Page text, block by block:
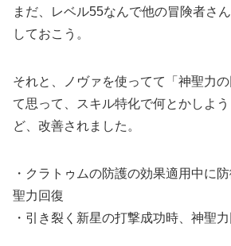
まだ、レベル55なんで他の冒険者さ
しておこう。
それと、ノヴァを使ってて「神聖力
て思って、スキル特化で何とかしよ
ど、改善されました。
・クラトゥムの防護の効果適用中に
聖力回復
・引き裂く新星の打撃成功時、神聖